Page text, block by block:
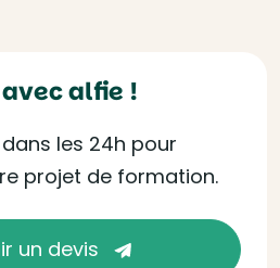
alfie !
les 24h pour
projet de formation.
un devis